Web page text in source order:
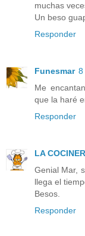
muchas
Un beso
Responder
Funesmar 8
Me
que la haré
Responder
LA
Genial Mar,
llega el
Besos.
Responder